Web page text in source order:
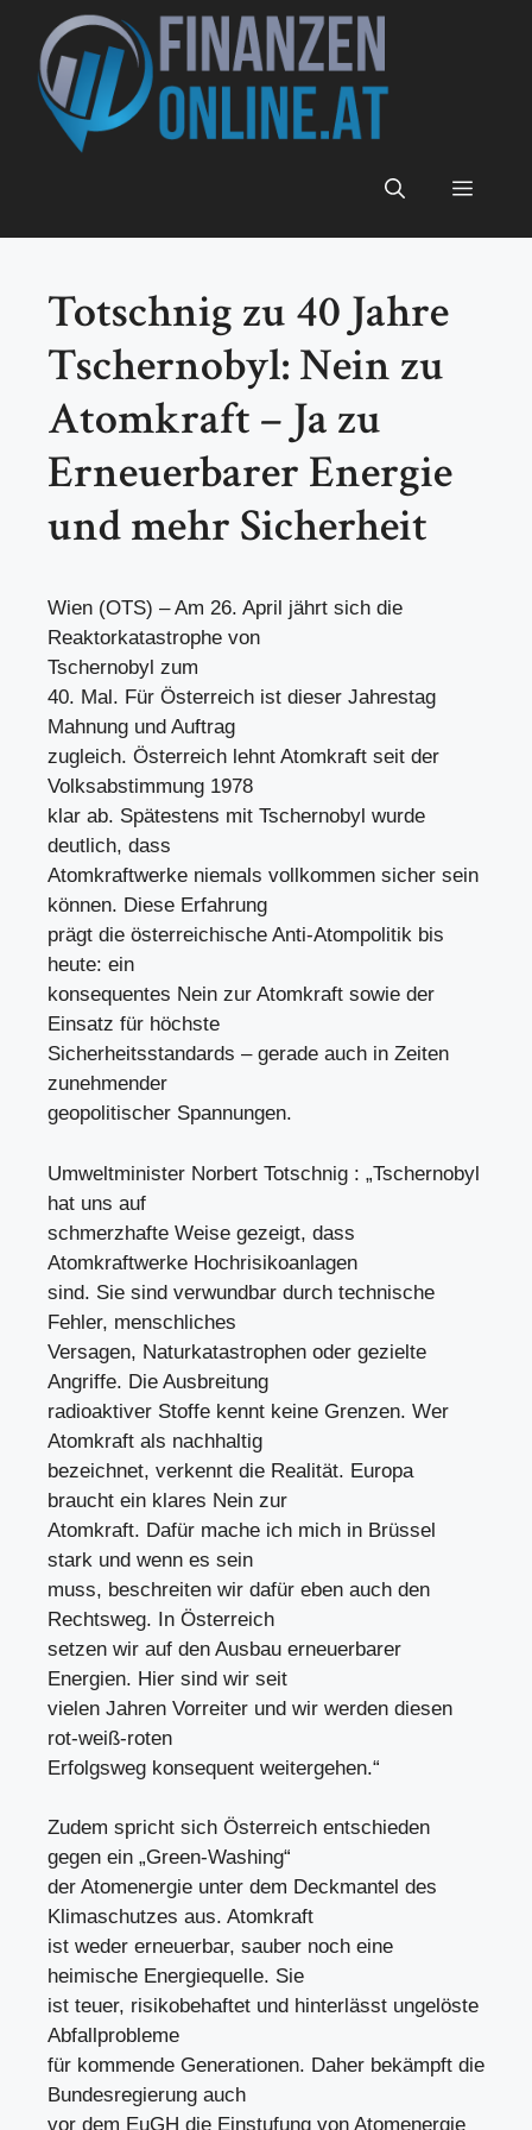
Inhalt
springen
Menü
Totschnig zu 40 Jahre
Tschernobyl: Nein zu
Atomkraft – Ja zu
Erneuerbarer Energie
und mehr Sicherheit
Wien (OTS) – Am 26. April jährt sich die
Reaktorkatastrophe von
Tschernobyl zum
40. Mal. Für Österreich ist dieser Jahrestag
Mahnung und Auftrag
zugleich. Österreich lehnt Atomkraft seit der
Volksabstimmung 1978
klar ab. Spätestens mit Tschernobyl wurde
deutlich, dass
Atomkraftwerke niemals vollkommen sicher sein
können. Diese Erfahrung
prägt die österreichische Anti-Atompolitik bis
heute: ein
konsequentes Nein zur Atomkraft sowie der
Einsatz für höchste
Sicherheitsstandards – gerade auch in Zeiten
zunehmender
geopolitischer Spannungen.
Umweltminister Norbert Totschnig : „Tschernobyl
hat uns auf
schmerzhafte Weise gezeigt, dass
Atomkraftwerke Hochrisikoanlagen
sind. Sie sind verwundbar durch technische
Fehler, menschliches
Versagen, Naturkatastrophen oder gezielte
Angriffe. Die Ausbreitung
radioaktiver Stoffe kennt keine Grenzen. Wer
Atomkraft als nachhaltig
bezeichnet, verkennt die Realität. Europa
braucht ein klares Nein zur
Atomkraft. Dafür mache ich mich in Brüssel
stark und wenn es sein
muss, beschreiten wir dafür eben auch den
Rechtsweg. In Österreich
setzen wir auf den Ausbau erneuerbarer
Energien. Hier sind wir seit
vielen Jahren Vorreiter und wir werden diesen
rot-weiß-roten
Erfolgsweg konsequent weitergehen.“
Zudem spricht sich Österreich entschieden
gegen ein „Green-Washing“
der Atomenergie unter dem Deckmantel des
Klimaschutzes aus. Atomkraft
ist weder erneuerbar, sauber noch eine
heimische Energiequelle. Sie
ist teuer, risikobehaftet und hinterlässt ungelöste
Abfallprobleme
für kommende Generationen. Daher bekämpft die
Bundesregierung auch
vor dem EuGH die Einstufung von Atomenergie